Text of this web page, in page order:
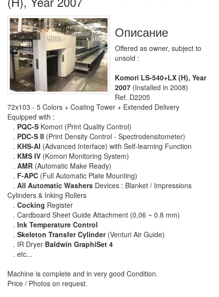
Описание
Offered as owner, subject to
unsold :
Komori LS-540+LX (H), Year
2007 (Installed in 2008)
Ref. D2205
72x103 - 5 Colors + Coating Tower + Extended Delivery
Equipped with :
. PQC-S Komori (Print Quality Control)
. PDC-S II (Print Density Control - Spectrodensitometer)
. KHS-AI (Advanced Interface) with Self-learning Function
. KMS IV (Komori Monitoring System)
. AMR (Automatic Make Ready)
. F-APC (Full Automatic Plate Mounting)
. All Automatic Washers Devices : Blanket / Impressions
Cylinders & Inking Rollers
. Cocking Register
. Cardboard Sheet Guide Attachment (0,06 ~ 0.8 mm)
. Ink Temperature Control
. Skeleton Transfer Cylinder(Venturi Air Guide)
. IR Dryer Baldwin GraphiSet 4
. etc...
Machine is complete and in very good Condition.
Price / Photos on request.